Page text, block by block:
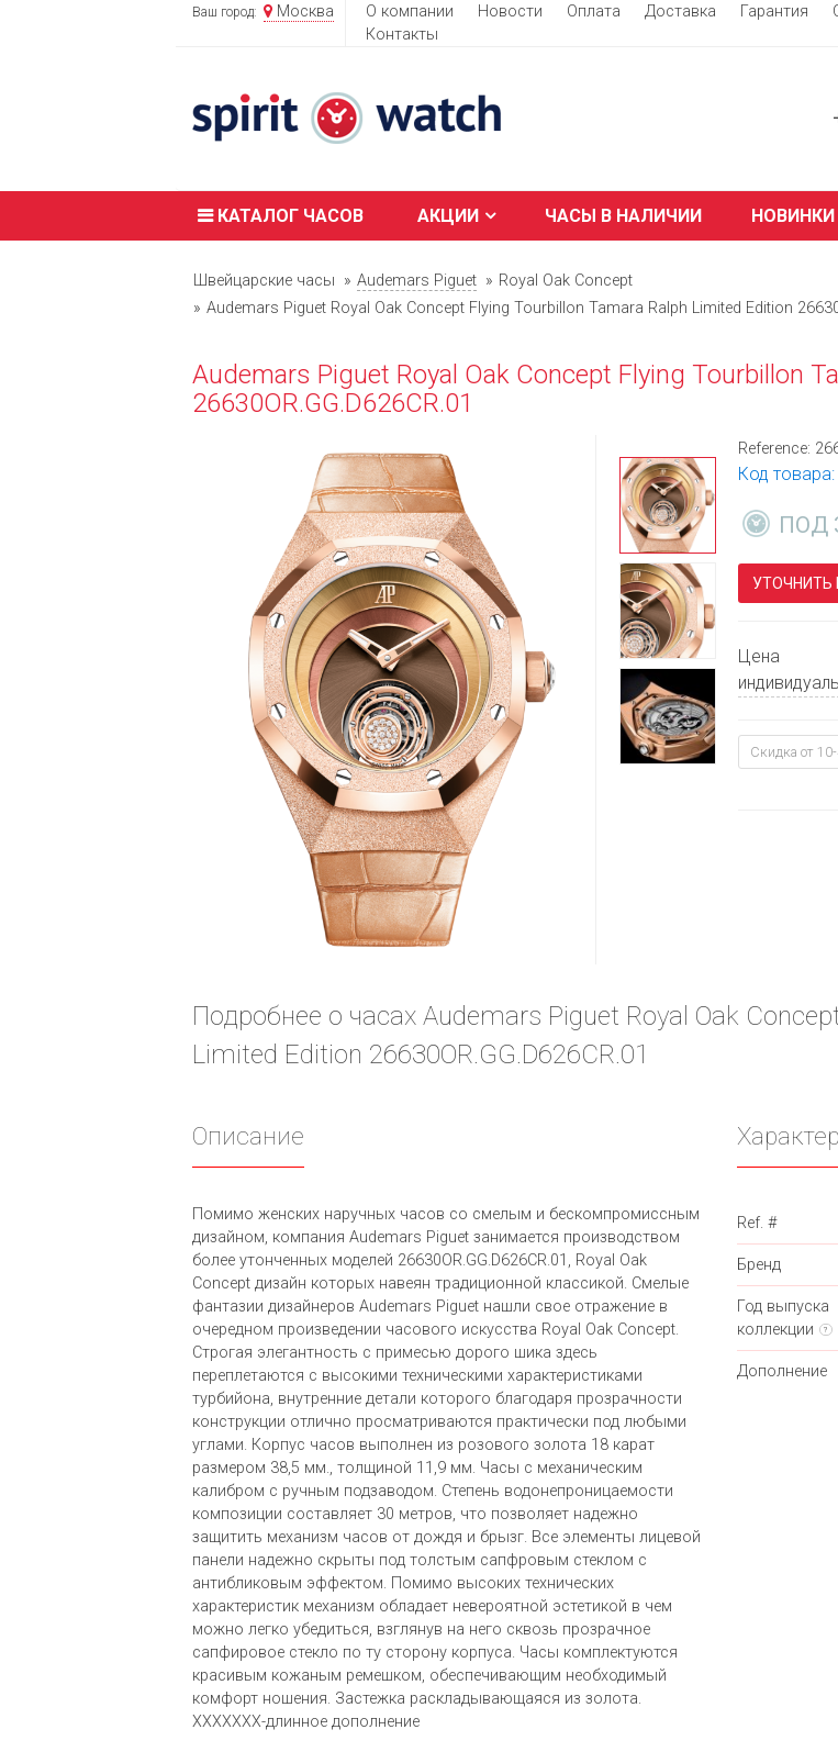
Ваш город: Москва О компании Новости Оплата Доставка Гарантия
Контакты
КАТАЛОГ ЧАСОВ АКЦИИ ЧАСЫ В НАЛИЧИИ НОВИНКИ
Швейцарские часы Audemars Piguet
Royal Oak Concept
Audemars Piguet Royal Oak Concept Flying Tourbillon Tamara Ralph Limited Edition
Audemars Piguet Royal Oak Concept Flying Tourbillon
26630OR.GG.D626CR.01
Reference:
Код товара:
ПОД
УТОЧНИТЬ
Цена
Скидка от
Подробнее о часах Audemars Piguet Royal Oak
Limited Edition 26630OR.GG.D626CR.01
Описание
Помимо женских наручных часов со смелым и бескомпромиссным
дизайном, компания Audemars Piguet занимается производством
более утонченных моделей 26630OR.GG.D626CR.01, Royal Oak
Concept дизайн которых навеян традиционной классикой. Смелые
фантазии дизайнеров Audemars Piguet нашли свое отражение в
очередном произведении часового искусства Royal Oak Concept.
Строгая элегантность с примесью дорого шика здесь
переплетаются с высокими техническими характеристиками
турбийона, внутренние детали которого благодаря прозрачности
конструкции отлично просматриваются практически под любыми
углами. Корпус часов выполнен из розового золота 18 карат
размером 38,5 мм., толщиной 11,9 мм. Часы с механическим
калибром с ручным подзаводом. Степень водонепроницаемости
композиции составляет 30 метров, что позволяет надежно
защитить механизм часов от дождя и брызг. Все элементы лицевой
панели надежно скрыты под толстым сапфровым стеклом с
антибликовым эффектом. Помимо высоких технических
характеристик механизм обладает невероятной эстетикой в чем
можно легко убедиться, взглянув на него сквозь прозрачное
сапфировое стекло по ту сторону корпуса. Часы комплектуются
красивым кожаным ремешком, обеспечивающим необходимый
комфорт ношения. Застежка раскладывающаяся из золота.
XXXXXXX-длинное дополнение
Ref. #
Бренд
Год выпуска
коллекции
?
Дополнение